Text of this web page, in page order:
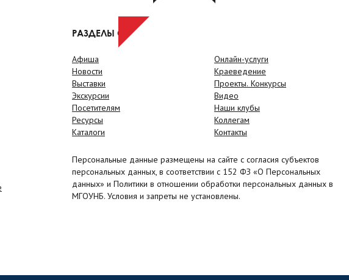
РАЗДЕЛЫ САЙТА
Афиша
Новости
Выставки
Экскурсии
Посетителям
Ресурсы
Каталоги
Онлайн-услуги
Краеведение
Проекты. Конкурсы
Видео
Наши клубы
Коллегам
Контакты
Персональные данные размещены на сайте с согласия субъектов
персональных данных, в соответствии с 152 ФЗ «О Персональных
данных» и Политики в отношении обработки персональных данных в
МГОУНБ. Условия и запреты не установлены.